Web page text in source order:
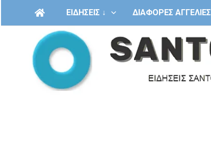
ΕΙΔΗΣΕΙΣ ↓ ΔΙΑΦΟΡΕΣ ΑΓΓΕΛΙΕΣ